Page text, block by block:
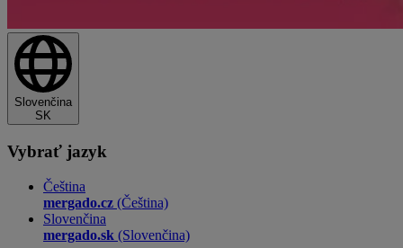
Slovenčina
SK
Vybrať jazyk
Čeština
mergado.cz (Čeština)
Slovenčina
mergado.sk (Slovenčina)